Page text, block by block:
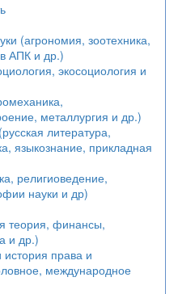
(агрономия, зоотехника,
лесное хозяйство, экономика в АПК и др.)
экосоциология и
металлургия и др.)
литература,
языкознание, прикладная
религиоведение,
науки и др)
теория, финансы,
и др.)
права и
международное